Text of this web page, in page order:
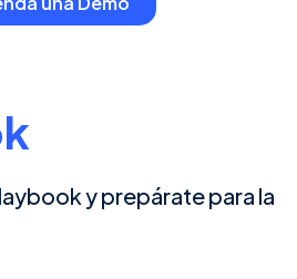
y prepárate para la